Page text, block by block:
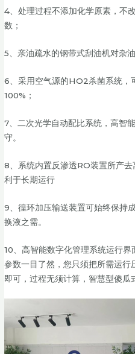
4、处理过程不添加化学原素，不
数；
5、亲油疏水的钢带式刮油机对杂
6、采用空气源的HO2杀菌系统，
100%；
7、二次光学自动配比系统，高智
守。
8、系统内置反渗透RO装置所产
利于长期运行
9、徨环加压输送装置可始终保持
换液之需。
10、高智能数字化管理系统运行
参数一目了然，您只须把所需运
即可，过程无须计算，智慧型傻瓜